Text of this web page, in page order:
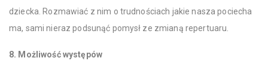
dziecka. Rozmawiać z nim o trudnościach jakie nasza pociecha
ma, sami nieraz podsunąć pomysł ze zmianą repertuaru.
8. Możliwość występów